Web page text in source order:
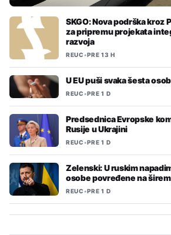
SKGO: Nova podrška kroz
za pripremu projekata
razvoja
REUC•PRE 13 H
U EU puši svaka šesta
REUC•PRE 1 D
Predsednica Evropske
Rusije u Ukrajini
REUC•PRE 1 D
Zelenski: U ruskim
osobe povređene na
REUC•PRE 1 D